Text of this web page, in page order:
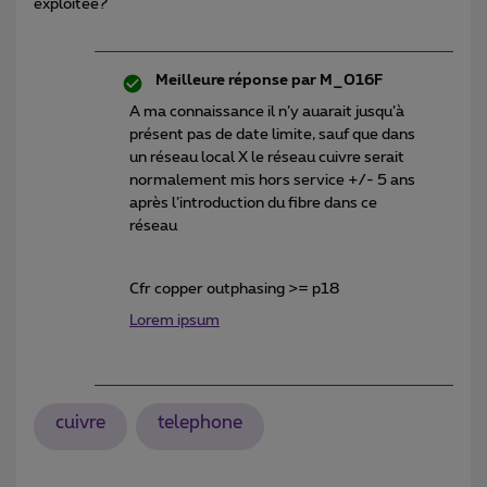
exploitee?
Meilleure réponse par M_016F
A ma connaissance il n’y auarait jusqu’à
présent pas de date limite, sauf que dans
un réseau local X le réseau cuivre serait
normalement mis hors service +/- 5 ans
après l’introduction du fibre dans ce
réseau
Cfr copper outphasing >= p18
Lorem ipsum
cuivre telephone